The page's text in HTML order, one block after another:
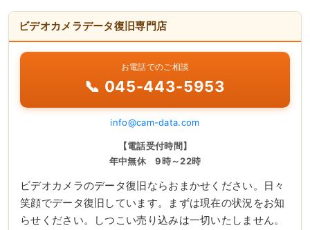
ビデオカメラデータ復旧専門店
お電話でのご相談
📞 045-443-5953
info@cam-data.com
【電話受付時間】
年中無休 9時～22時
ビデオカメラのデータ復旧ならおまかせください。日々
笑顔でデータ復旧しています。まずは現在の状況をお知
らせください。しつこい売り込みは一切いたしません。